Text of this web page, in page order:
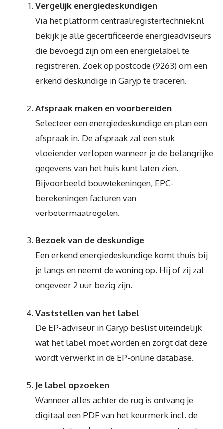
Vergelijk energiedeskundigen
Via het platform centraalregistertechniek.nl
bekijk je alle gecertificeerde energieadviseurs
die bevoegd zijn om een energielabel te
registreren. Zoek op postcode (9263) om een
erkend deskundige in Garyp te traceren.
Afspraak maken en voorbereiden
Selecteer een energiedeskundige en plan een
afspraak in. De afspraak zal een stuk
vloeiender verlopen wanneer je de belangrijke
gegevens van het huis kunt laten zien.
Bijvoorbeeld bouwtekeningen, EPC-
berekeningen facturen van
verbetermaatregelen.
Bezoek van de deskundige
Een erkend energiedeskundige komt thuis bij
je langs en neemt de woning op. Hij of zij zal
ongeveer 2 uur bezig zijn.
Vaststellen van het label
De EP-adviseur in Garyp beslist uiteindelijk
wat het label moet worden en zorgt dat deze
wordt verwerkt in de EP-online database.
Je label opzoeken
Wanneer alles achter de rug is ontvang je
digitaal een PDF van het keurmerk incl. de